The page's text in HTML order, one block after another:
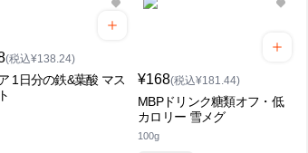
(税込¥138.24)
1日分の鉄&葉酸 マス
¥168(税込¥181.44)
MBPドリンク糖類オフ・低
カロリー 雪メグ
100g